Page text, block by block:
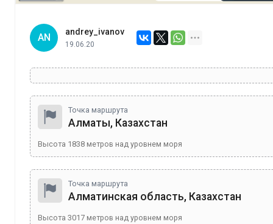
AN
andrey_ivanov
19.06.20
Точка маршрута
Алматы, Казахстан
Высота 1838 метров над уровнем моря
Точка маршрута
Алматинская область, Казахстан
Высота 3017 метров над уровнем моря